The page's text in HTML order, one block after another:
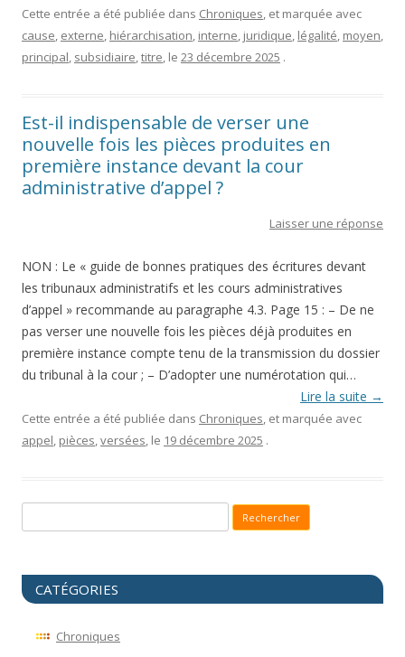
Cette entrée a été publiée dans Chroniques, et marquée avec
cause, externe, hiérarchisation, interne, juridique, légalité, moyen,
principal, subsidiaire,titre, le 23 décembre 2025 .
Est-il indispensable de verser une
nouvelle fois les pièces produites en
première instance devant la cour
administrative d’appel ?
Laisser une réponse
NON : Le « guide de bonnes pratiques des écritures devant
les tribunaux administratifs et les cours administratives
d’appel » recommande au paragraphe 4.3. Page 15 : – De ne
pas verser une nouvelle fois les pièces déjà produites en
première instance compte tenu de la transmission du dossier
du tribunal à la cour ; – D’adopter une numérotation qui…
Lire la suite →
Cette entrée a été publiée dans Chroniques , et marquée avec
appel pièces versées , le 19 décembre 2025 .
CATÉGORIES
Chroniques